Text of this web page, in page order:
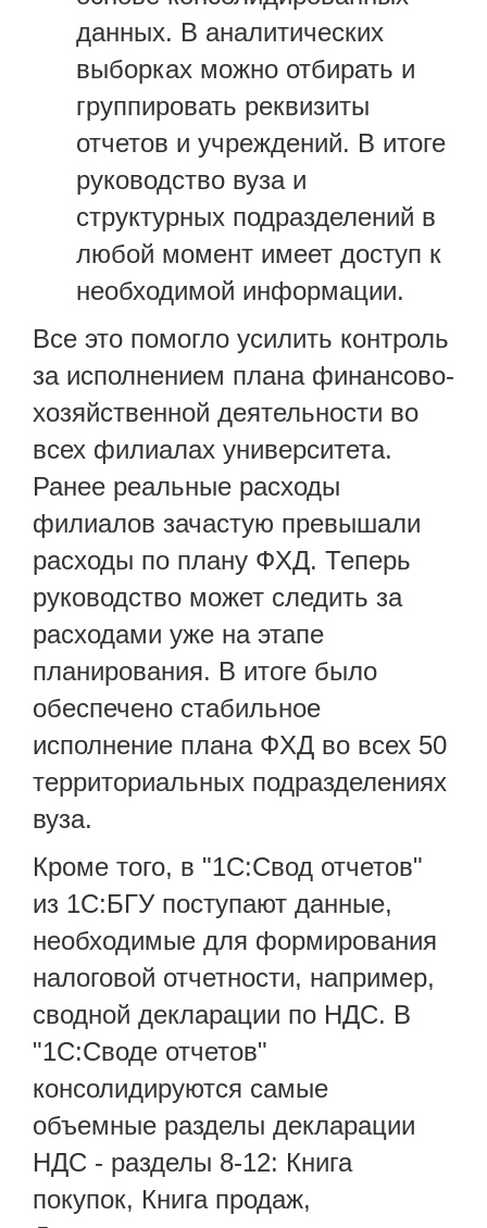
данных. В аналитических
выборках можно отбирать и
группировать реквизиты
отчетов и учреждений. В итоге
руководство вуза и
структурных подразделений в
любой момент имеет доступ к
необходимой информации.
Все это помогло усилить контроль
за исполнением плана финансово-
хозяйственной деятельности во
всех филиалах университета.
Ранее реальные расходы
филиалов зачастую превышали
расходы по плану ФХД. Теперь
руководство может следить за
расходами уже на этапе
планирования. В итоге было
обеспечено стабильное
исполнение плана ФХД во всех 50
территориальных подразделениях
вуза.
Кроме того, в "1С:Свод отчетов"
из 1С:БГУ поступают данные,
необходимые для формирования
налоговой отчетности, например,
сводной декларации по НДС. В
"1С:Своде отчетов"
консолидируются самые
объемные разделы декларации
НДС - разделы 8-12: Книга
покупок, Книга продаж,